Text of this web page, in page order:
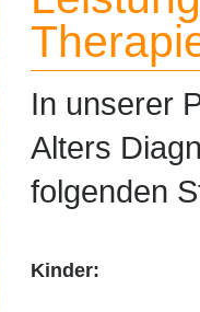
In unserer
Alters
folgenden
Kinder: